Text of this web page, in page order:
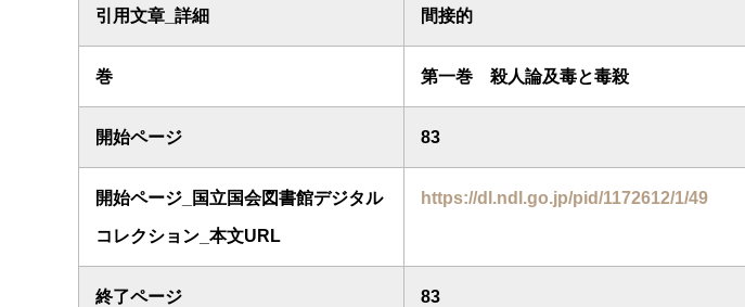
引用文章_詳細 間接的
巻 第一巻 殺人論及毒と毒殺
開始ページ 83
開始ページ_国立国会図書館デジタル
コレクション_本文URL
https://dl.ndl.go.jp/pid/1172612/1/49
終了ページ 83